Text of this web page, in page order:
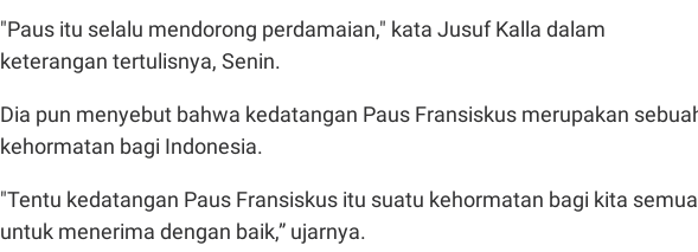
"Paus itu selalu mendorong perdamaian," kata Jusuf Kalla dalam
keterangan tertulisnya, Senin.
Dia pun menyebut bahwa kedatangan Paus Fransiskus merupakan
kehormatan bagi Indonesia.
"Tentu kedatangan Paus Fransiskus itu suatu kehormatan bagi kita semua
untuk menerima dengan baik,” ujarnya.